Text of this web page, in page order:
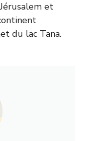
et
du lac Tana.